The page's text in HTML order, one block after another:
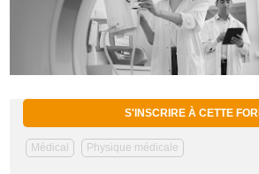
S'INSCRIRE À CETTE
Médical Physique médicale